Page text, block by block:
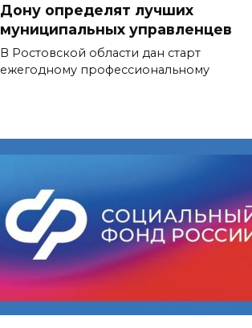
Дону определят лучших
муниципальных управленцев
В Ростовской области дан старт
ежегодному профессиональному